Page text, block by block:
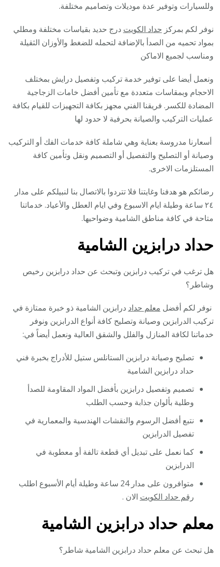
وللسيارات وتوفير عدة موديلات وتصاميم مختلفة.
نوفر لكم بمركز حداد الكويت درج حديد بقياسات مختلفة ومطلي
بمواد تحميه من الصدأ بالإضافة لتحمله للضغط والأوزان الثقيلة
ومناسب لجميع الاماكن
ونعمل أيضا على توفير خدمة تركيب وتفصيل درايش بمختلف
الاحجام وبمقاسات متعددة مع تأمين أفضل خامات الزجاجية
المضادة للكسر. فريقنا الفني مجهز بكافة التجهيزات للقيام بكافة
عمليات التركيب والصيانة بحرفية لا حدود لها
أسعارنا مدروسة بعناية وهي شاملة كافة خدمات الفك أو التركيب
وصيانة أو التصليح والتفصيل أو التصميم ونقل وتأمين كافة
المستلزمات الاخرى.
رضائكم هو هدفنا وغايتنا فلا تتردوا بالاتصال بنا لنبيلكم على مدار
٢٤ ساعة وطيلة ايام الاسبوع وفي ايام العطل والأعياد. خدماتنا
متاحة في كافة مناطق الشامية وضواحيها.
حداد درابزين الشامية
هل ترغب في تركيب درابزين وتبحث عن حداد درابزين رخيص
وشاطر؟
نوفر لكم أفضل معلم حداد درابزين الشامية ذو خبرة ممتازة في
تركيب الدرابزين وصيانة وتصليح كافة أنواع الدرابزين ونوفر
خدماتنا لكافة المنازل والفلل والشقق العالية ونعمل أيضاً في:
تصليح وصيانة درابزين الستانلس ستيل للأدراج بخبرة فني
حداد درابزين الشامية
تصميم وتفصيل درابزين بأفضل المواد المقاومة للصدأ
وطلية بألوان جذابة وحسب الطلب
نتبع أفضل الرسوم والنقشات الهندسية والمعمارية في
تفصيل الدرابزين
كما نعمل على تبديل أي قطعة تالفة أو معطوبة في
الدرابزين
متوافرون على مدار 24 ساعة وطيلة أيام الأسبوع اطلب
رقم حداد الكويت الان .
معلم حداد درابزين الشامية
هل تبحث عن معلم حداد درابزين الشامية شاطر؟